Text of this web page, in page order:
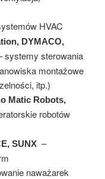
HVAC
DYMACO,
systemy sterowania
montażowe
itp.)
Matic Robots,
robotów
SUNX –
naważarek